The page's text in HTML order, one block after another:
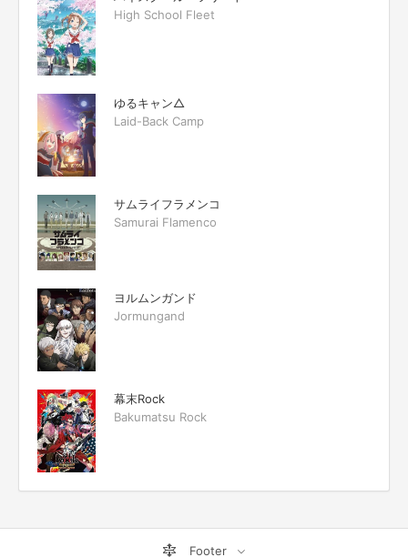
High School Fleet
ゆるキャン△
Laid-Back Camp
サムライフラメンコ
Samurai Flamenco
ヨルムンガンド
Jormungand
幕末Rock
Bakumatsu Rock
Footer